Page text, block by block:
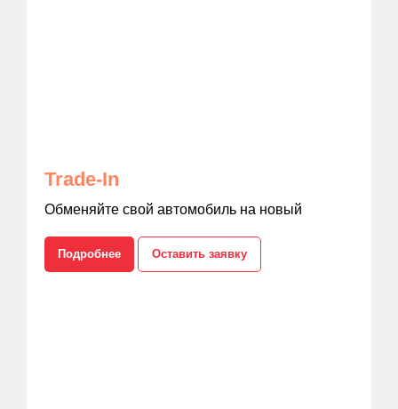
Trade-In
Обменяйте свой автомобиль на новый
Подробнее Оставить заявку